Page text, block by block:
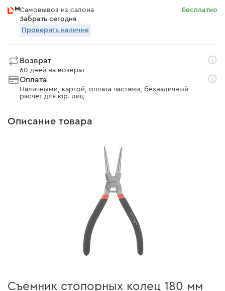
Самовывоз из салона
Забрать сегодня
Бесплатно
Проверить наличие
Возврат
60 дней на возврат
Оплата
Наличными, картой, оплата частями, безналичный
расчет для юр. лиц
Описание товара
Съемник стопорных колец 180 мм